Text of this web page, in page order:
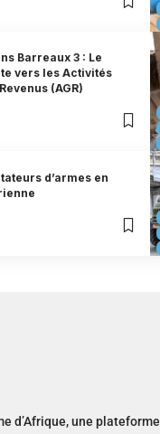
Barreaux 3 : Le
vers les Activités
(AGR)
d’armes en
d’Afrique, une plateforme